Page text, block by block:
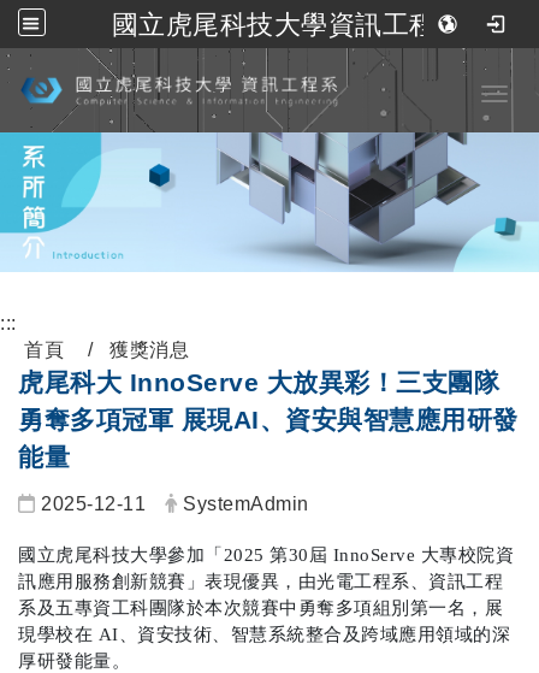
國立虎尾科技大學資訊工程系
跳到主要內容
:::
首頁
獲獎消息
虎尾科大 InnoServe 大放異彩！三支團隊
勇奪多項冠軍 展現AI、資安與智慧應用研發
能量
2025-12-11 SystemAdmin
國立虎尾科技大學參加「 2025 第30 屆 InnoServe 大專校院資
訊應用服務創新競賽」表現優異，由光電工程系、資訊工程
系及五專資工科團隊於本次競賽中勇奪多項組別第一名，展
現學校在 AI 、資安技術、智慧系統整合及跨域應用領域的深
厚研發能量。